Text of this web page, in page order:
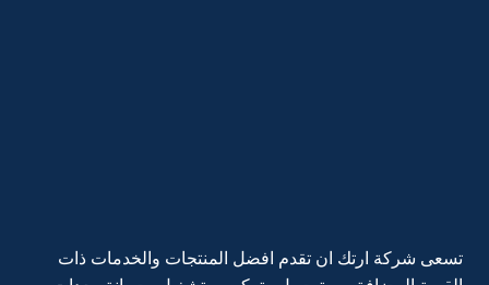
تسعى شركة ارتك ان تقدم افضل المنتجات والخدمات ذات